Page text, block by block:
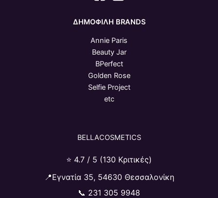
ΔΗΜΟΦΙΛΗ BRANDS
Annie Paris
Beauty Jar
BPerfect
Golden Rose
Selfie Project
etc
BELLACOSMETICS
⭐ 4.7 / 5 (130 Κριτικές)
📍Εγνατία 35, 54630 Θεσσαλονίκη
📞 231 305 9948